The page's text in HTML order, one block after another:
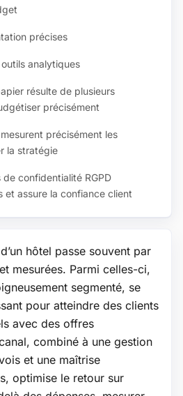
précises
analytiques
résulte de plusieurs
précisément
précisément les
la stratégie
confidentialité RGPD
et assure la confiance client
hôtel passe souvent par
mesurées. Parmi celles-ci,
segmenté, se
pour atteindre des clients
avec des offres
combiné à une gestion
et une maîtrise
optimise le retour sur